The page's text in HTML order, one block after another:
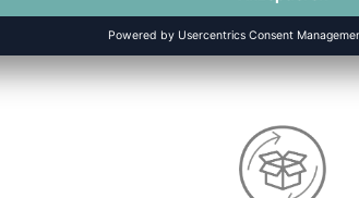
UVP 19,95 € |17,96 €